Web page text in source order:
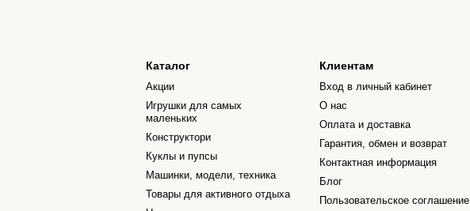
Каталог
Акции
Игрушки для самых
маленьких
Конструктори
Куклы и пупсы
Машинки, модели, техника
Товары для активного отдыха
Клиентам
Вход в личный кабинет
О нас
Оплата и доставка
Гарантия, обмен и возврат
Контактная информация
Блог
Пользовательское соглашение